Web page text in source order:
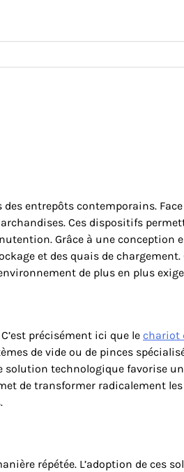
entrepôts contemporains.
Ces dispositifs
Grâce à une conception
et des quais de
de plus en plus
précisément ici que le chariot
de vide ou de pinces
solution technologique favorise
de transformer radicalement
répétée. L’adoption de ces